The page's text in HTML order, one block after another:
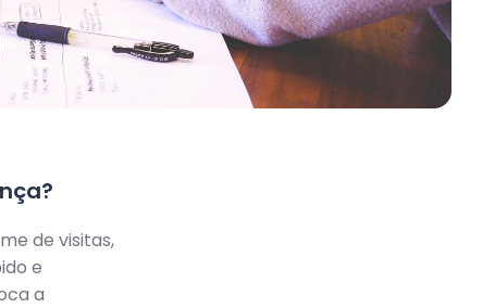
de visitas,
e
a